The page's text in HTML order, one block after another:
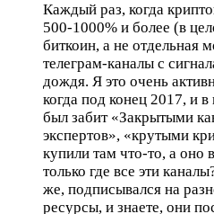
Каждый раз, когда
500-1000% и более (в
биткоин, а не отдельная
телеграм-каналы с
дождя. Я это очень
когда под конец 2017, и
был забит «Закрытыми
экспертов», «крутыми
купили там что-то, а оно
только где все эти
же, подписывался на
ресурсы, и знаете, они